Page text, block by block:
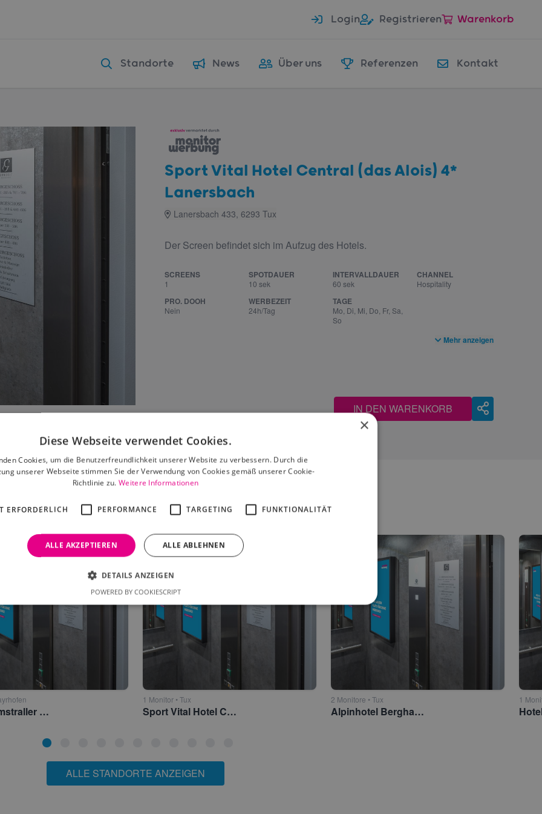
Login Registrieren Warenkorb
Standorte News Über uns Referenzen Kontakt
Sport Vital Hotel Central (das Alois) 4*
Lanersbach
Lanersbach 433, 6293 Tux
Der Screen befindet sich im Aufzug des Hotels.
SCREENS
1
SPOTDAUER
10 sek
INTERVALLDAUER
60 sek
CHANNEL
Hospitality
PRO. DOOH
Nein
WERBEZEIT
24h/Tag
TAGE
Mo, Di, Mi, Do, Fr, Sa,
So
Mehr anzeigen
IN DEN WARENKORB
dir auch gefallen
Hotel Pramstraller 4* Mayrhofen
1 Monitor • Tux
Sport Vital Hotel Central (das Alois) 4* Lanersbach
2 Monitore • Tux
Alpinhotel Berghaus 4* Tux
1
ALLE STANDORTE ANZEIGEN
×
Diese Webseite verwendet Cookies.
Cookies, um die Benutzerfreundlichkeit unserer Website zu verbessern. Durch die
unserer Webseite stimmen Sie der Verwendung von Cookies gemäß unserer Cookie-
Richtlinie zu.Weitere Informationen
ERFORDERLICH PERFORMANCE TARGETING FUNKTIONALITÄT
ALLE AKZEPTIEREN ALLE ABLEHNEN
DETAILS ANZEIGEN
POWERED BY COOKIESCRIPT